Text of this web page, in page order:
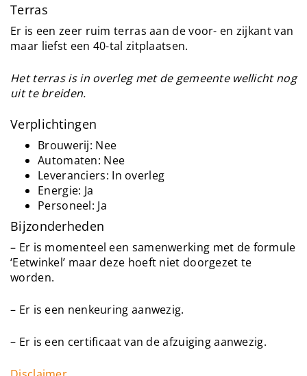
Terras
Er is een zeer ruim terras aan de voor- en zijkant van
maar liefst een 40-tal zitplaatsen.
Het terras is in overleg met de gemeente wellicht nog
uit te breiden.
Verplichtingen
Brouwerij: Nee
Automaten: Nee
Leveranciers: In overleg
Energie: Ja
Personeel: Ja
Bijzonderheden
– Er is momenteel een samenwerking met de formule
‘Eetwinkel’ maar deze hoeft niet doorgezet te
worden.
– Er is een nenkeuring aanwezig.
– Er is een certificaat van de afzuiging aanwezig.